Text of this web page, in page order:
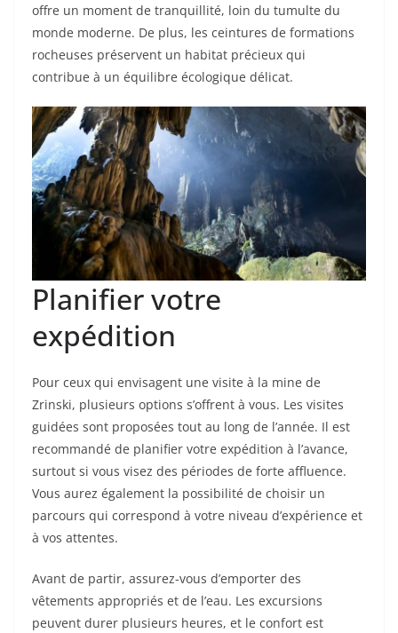
offre un moment de tranquillité, loin du tumulte du
monde moderne. De plus, les ceintures de formations
rocheuses préservent un habitat précieux qui
contribue à un équilibre écologique délicat.
Planifier votre
expédition
Pour ceux qui envisagent une visite à la mine de
Zrinski, plusieurs options s’offrent à vous. Les visites
guidées sont proposées tout au long de l’année. Il est
recommandé de planifier votre expédition à l’avance,
surtout si vous visez des périodes de forte affluence.
Vous aurez également la possibilité de choisir un
parcours qui correspond à votre niveau d’expérience et
à vos attentes.
Avant de partir, assurez-vous d’emporter des
vêtements appropriés et de l’eau. Les excursions
peuvent durer plusieurs heures, et le confort est